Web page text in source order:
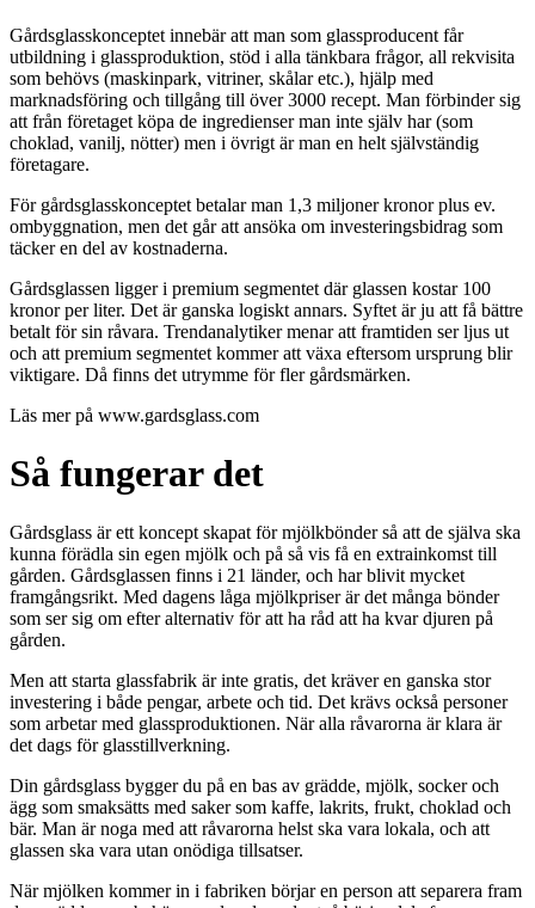
Gårdsglasskonceptet innebär att man som glassproducent får
utbildning i glassproduktion, stöd i alla tänkbara frågor, all rekvisita
som behövs (maskinpark, vitriner, skålar etc.), hjälp med
marknadsföring och tillgång till över 3000 recept. Man förbinder sig
att från företaget köpa de ingredienser man inte själv har (som
choklad, vanilj, nötter) men i övrigt är man en helt självständig
företagare.
För gårdsglasskonceptet betalar man 1,3 miljoner kronor plus ev.
ombyggnation, men det går att ansöka om investeringsbidrag som
täcker en del av kostnaderna.
Gårdsglassen ligger i premium segmentet där glassen kostar 100
kronor per liter. Det är ganska logiskt annars. Syftet är ju att få bättre
betalt för sin råvara. Trendanalytiker menar att framtiden ser ljus ut
och att premium segmentet kommer att växa eftersom ursprung blir
viktigare. Då finns det utrymme för fler gårdsmärken.
Läs mer på www.gardsglass.com
Så fungerar det
Gårdsglass är ett koncept skapat för mjölkbönder så att de själva ska
kunna förädla sin egen mjölk och på så vis få en extrainkomst till
gården. Gårdsglassen finns i 21 länder, och har blivit mycket
framgångsrikt. Med dagens låga mjölkpriser är det många bönder
som ser sig om efter alternativ för att ha råd att ha kvar djuren på
gården.
Men att starta glassfabrik är inte gratis, det kräver en ganska stor
investering i både pengar, arbete och tid. Det krävs också personer
som arbetar med glassproduktionen. När alla råvarorna är klara är
det dags för glasstillverkning.
Din gårdsglass bygger du på en bas av grädde, mjölk, socker och
ägg som smaksätts med saker som kaffe, lakrits, frukt, choklad och
bär. Man är noga med att råvarorna helst ska vara lokala, och att
glassen ska vara utan onödiga tillsatser.
När mjölken kommer in i fabriken börjar en person att separera fram